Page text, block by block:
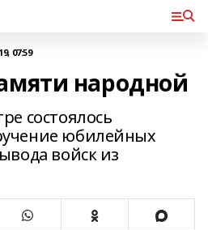
07:59
народной
состоялось
юбилейных
войск из